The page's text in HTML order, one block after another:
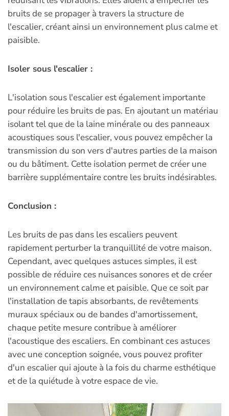
bruits de se propager à travers la structure de
l'escalier, créant ainsi un environnement plus calme et
paisible.
Isoler sous l'escalier :
L'isolation sous l'escalier est également importante
pour réduire les bruits de pas. En ajoutant un matériau
isolant tel que de la laine minérale ou des panneaux
acoustiques sous l'escalier, vous pouvez empêcher la
transmission du son vers d'autres parties de la maison
ou du bâtiment. Cette isolation permet de créer une
barrière supplémentaire contre les bruits indésirables.
Conclusion :
Les bruits de pas dans les escaliers peuvent
rapidement perturber la tranquillité de votre maison.
Cependant, avec quelques astuces simples, il est
possible de réduire ces nuisances sonores et de créer
un environnement calme et paisible. Que ce soit par
l'installation de tapis absorbants, de revêtements
muraux spéciaux ou de bandes d'amortissement,
chaque petite mesure contribue à améliorer
l'acoustique des escaliers. En combinant ces astuces
avec une conception soignée, vous pouvez profiter
d'un escalier qui ajoute à la fois du charme esthétique
et de la quiétude à votre espace de vie.